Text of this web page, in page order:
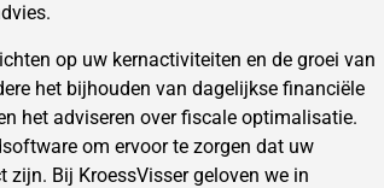
op uw kernactiviteiten en de groei van
het bijhouden van dagelijkse financiële
het adviseren over fiscale optimalisatie.
om ervoor te zorgen dat uw
Bij KroessVisser geloven we in